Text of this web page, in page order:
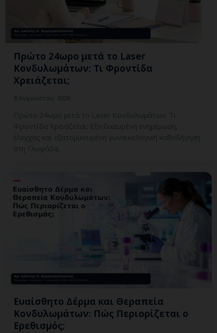
Πρώτο 24ωρο μετά το Laser
Κονδυλωμάτων: Τι Φροντίδα
Χρειάζεται;
Πρώτο 24ωρο μετά το Laser Κονδυλωμάτων: Τι
Φροντίδα Χρειάζεται; Εξειδικευμένη ενημέρωση,
έλεγχος και εξατομικευμένη γυναικολογική καθοδήγηση
στη Γλυφάδα.
Ευαίσθητο Δέρμα και Θεραπεία
Κονδυλωμάτων: Πώς Περιορίζεται ο
Ερεθισμός;